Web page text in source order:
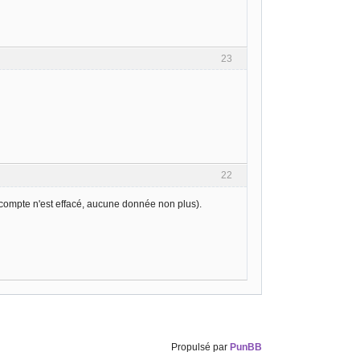
23
22
n'est effacé, aucune donnée non plus).
Propulsé par PunBB